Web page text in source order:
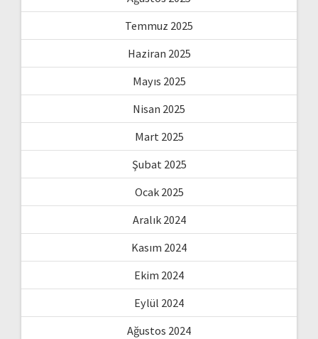
Temmuz 2025
Haziran 2025
Mayıs 2025
Nisan 2025
Mart 2025
Şubat 2025
Ocak 2025
Aralık 2024
Kasım 2024
Ekim 2024
Eylül 2024
Ağustos 2024